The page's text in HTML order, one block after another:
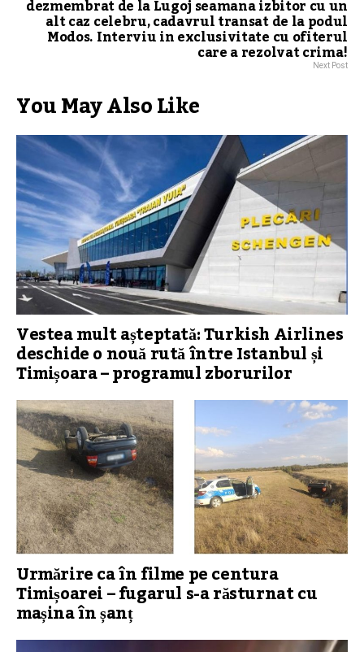
dezmembrat de la Lugoj seamana izbitor cu un
alt caz celebru, cadavrul transat de la podul
Modos. Interviu in exclusivitate cu ofiterul
care a rezolvat crima!
Next Post
You May Also Like
Vestea mult așteptată: Turkish Airlines
deschide o nouă rută între Istanbul și
Timișoara – programul zborurilor
Urmărire ca în filme pe centura
Timișoarei – fugarul s-a răsturnat cu
mașina în șanț